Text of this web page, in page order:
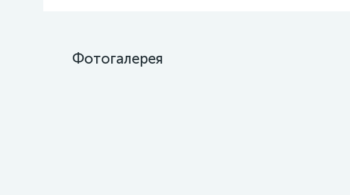
Фотогалерея